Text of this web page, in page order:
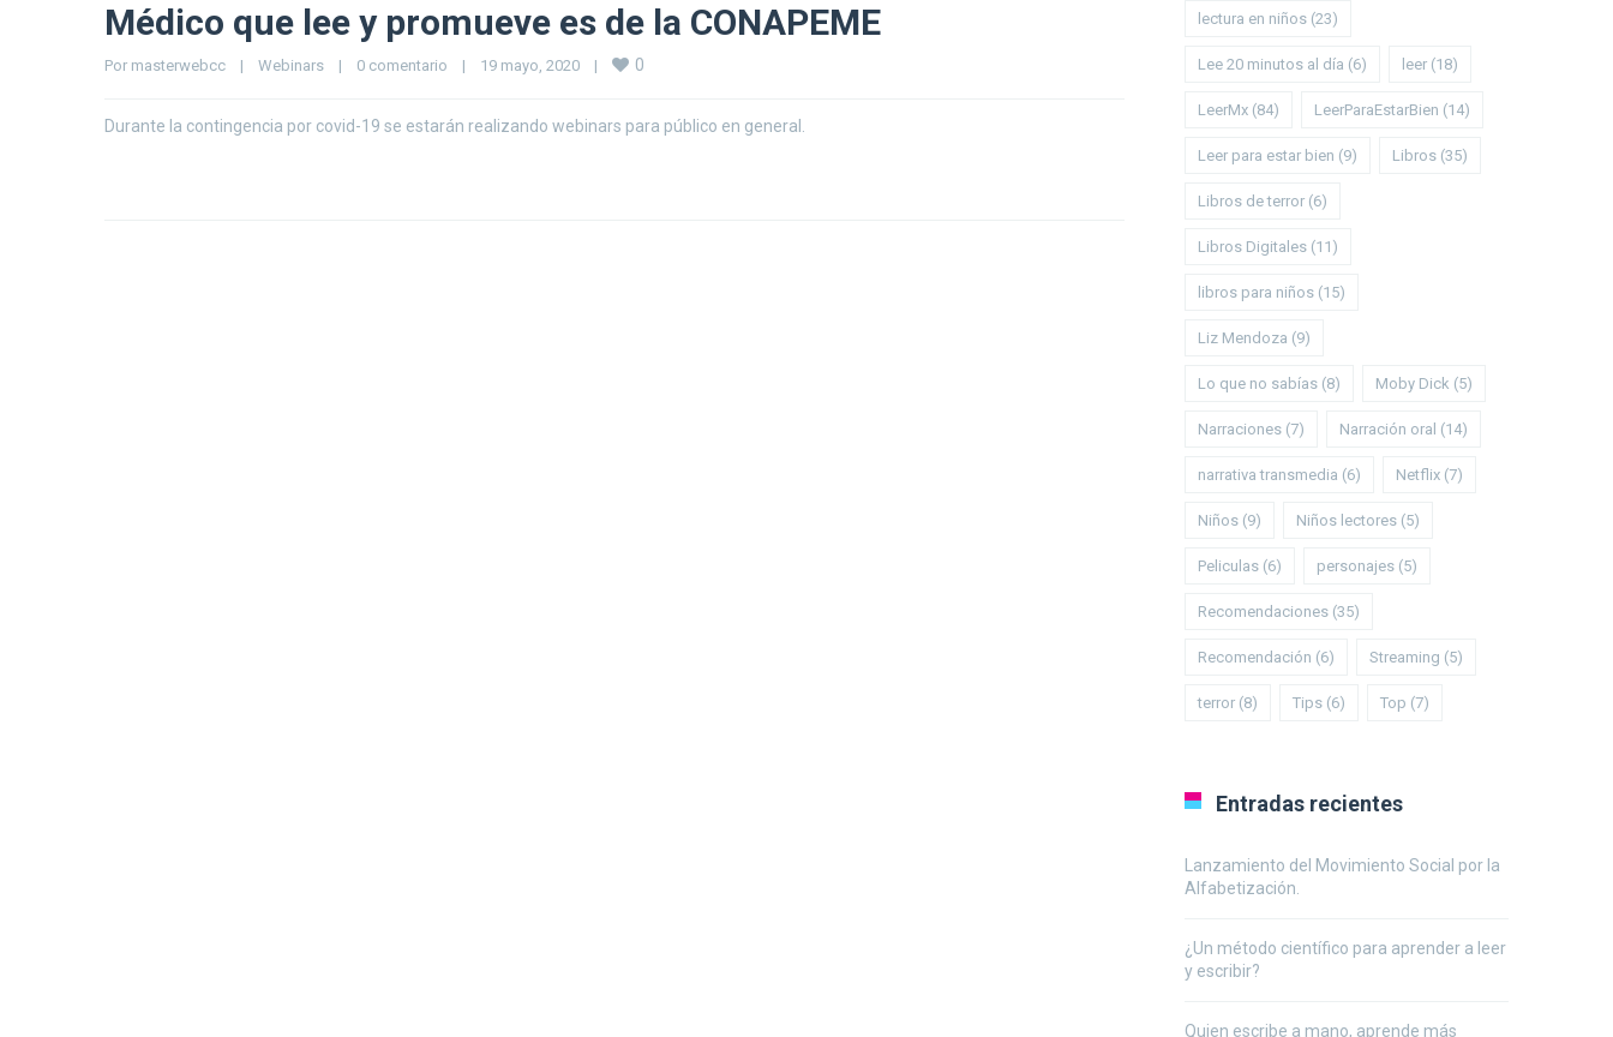
Médico que lee y promueve es de la CONAPEME
Por masterwebcc | Webinars | 0 comentario | 19 mayo, 2020 | 0
Durante la contingencia por covid-19 se estarán realizando webinars para público en general.
lectura en niños (23)
Lee 20 minutos al día (6) leer (18)
LeerMx (84) LeerParaEstarBien (14)
Leer para estar bien (9) Libros (35)
Libros de terror (6)
Libros Digitales (11)
libros para niños (15)
Liz Mendoza (9)
Lo que no sabías (8) Moby Dick (5)
Narraciones (7) Narración oral (14)
narrativa transmedia (6) Netflix (7)
Niños (9) Niños lectores (5)
Peliculas (6) personajes (5)
Recomendaciones (35)
Recomendación (6) Streaming (5)
terror (8) Tips (6) Top (7)
Entradas recientes
Lanzamiento del Movimiento Social por la
Alfabetización.
¿Un método científico para aprender a leer
y escribir?
Quien escribe a mano, aprende más